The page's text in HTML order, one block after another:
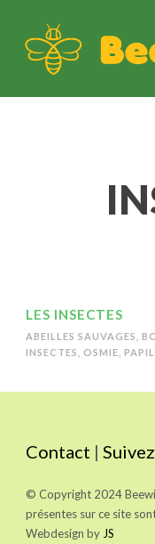
LES INSECTES
ABEILLES SAUVAGES
INSECTES
OSMIE
Contact |
© Copyright 2024
présentes sur ce site
Webdesign by JS